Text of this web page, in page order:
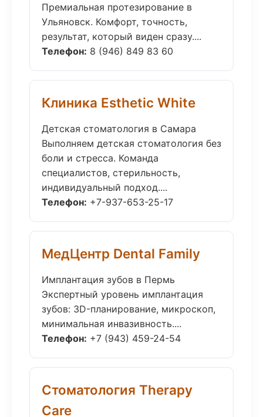
Премиальная протезирование в
Ульяновск. Комфорт, точность,
результат, который виден сразу....
Телефон: 8 (946) 849 83 60
Клиника Esthetic White
Детская стоматология в Самара
Выполняем детская стоматология без
боли и стресса. Команда
специалистов, стерильность,
индивидуальный подход....
Телефон: +7-937-653-25-17
МедЦентр Dental Family
Имплантация зубов в Пермь
Экспертный уровень имплантация
зубов: 3D-планирование, микроскоп,
минимальная инвазивность....
Телефон: +7 (943) 459-24-54
Стоматология Therapy
Care